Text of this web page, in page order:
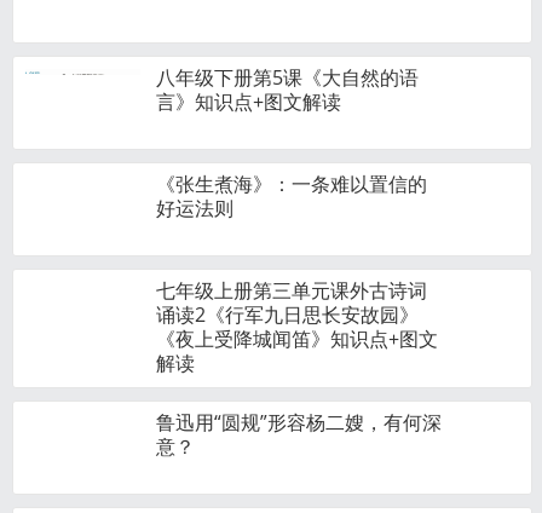
八年级下册第5课《大自然的语
言》知识点+图文解读
《张生煮海》：一条难以置信的
好运法则
七年级上册第三单元课外古诗词
诵读2《行军九日思长安故园》
《夜上受降城闻笛》知识点+图文
解读
鲁迅用“圆规”形容杨二嫂，有何深
意？